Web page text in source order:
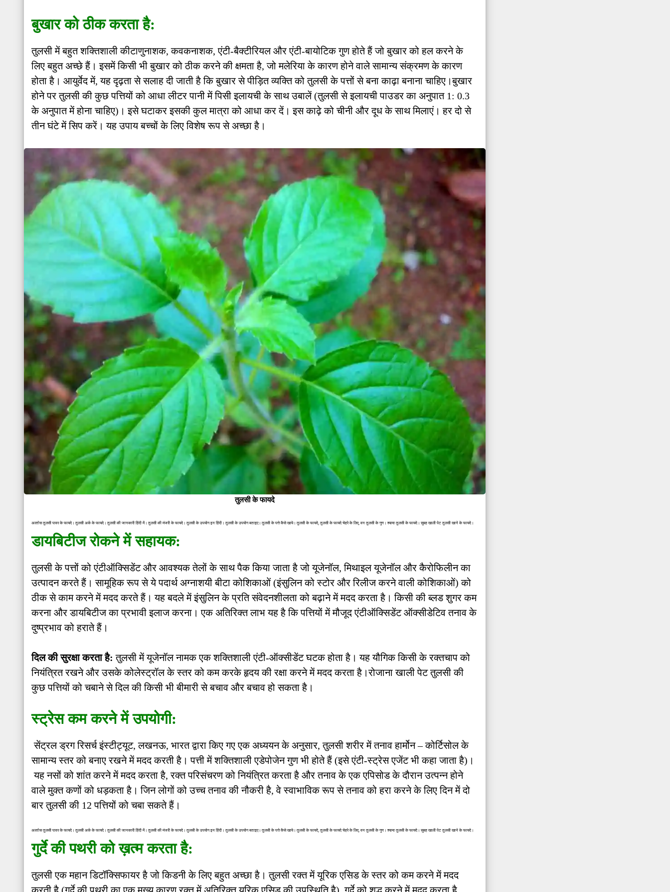
बुखार को ठीक करता है:
तुलसी में बहुत शक्तिशाली कीटाणुनाशक, कवकनाशक, एंटी-बैक्टीरियल और एंटी-बायोटिक गुण होते हैं जो बुखार को हल करने के
लिए बहुत अच्छे हैं। इसमें किसी भी बुखार को ठीक करने की क्षमता है, जो मलेरिया के कारण होने वाले सामान्य संक्रमण के कारण
होता है। आयुर्वेद में, यह दृढ़ता से सलाह दी जाती है कि बुखार से पीड़ित व्यक्ति को तुलसी के पत्तों से बना काढ़ा बनाना चाहिए।बुखार
होने पर तुलसी की कुछ पत्तियों को आधा लीटर पानी में पिसी इलायची के साथ उबालें (तुलसी से इलायची पाउडर का अनुपात 1: 0.3
के अनुपात में होना चाहिए)। इसे घटाकर इसकी कुल मात्रा को आधा कर दें। इस काढ़े को चीनी और दूध के साथ मिलाएं। हर दो से
तीन घंटे में सिप करें। यह उपाय बच्चों के लिए विशेष रूप से अच्छा है।
तुलसी के फायदे
अल्तोस तुलसी पावर के फायदे। तुलसी अर्क के फायदे। तुलसी की जानकारी हिंदी में। तुलसी की मंजरी के फायदे। तुलसी के उपयोग इन हिंदी। तुलसी के उपयोग बताइए। तुलसी के पत्ते कैसे खाये। तुलसी के फायदे, तुलसी के फायदे चेहरे के लिए, वन तुलसी के गुण। श्यामा तुलसी के फायदे। सुबह खाली पेट तुलसी खाने के फायदे।
डायबिटीज रोकने में सहायक:
तुलसी के पत्तों को एंटीऑक्सिडेंट और आवश्यक तेलों के साथ पैक किया जाता है जो यूजेनॉल, मिथाइल यूजेनॉल और कैरोफिलीन का
उत्पादन करते हैं। सामूहिक रूप से ये पदार्थ अग्नाशयी बीटा कोशिकाओं (इंसुलिन को स्टोर और रिलीज करने वाली कोशिकाओं) को
ठीक से काम करने में मदद करते हैं। यह बदले में इंसुलिन के प्रति संवेदनशीलता को बढ़ाने में मदद करता है। किसी की ब्लड शुगर कम
करना और डायबिटीज का प्रभावी इलाज करना। एक अतिरिक्त लाभ यह है कि पत्तियों में मौजूद एंटीऑक्सिडेंट ऑक्सीडेटिव तनाव के
दुष्प्रभाव को हराते हैं।
दिल की सुरक्षा करता है: तुलसी में यूजेनॉल नामक एक शक्तिशाली एंटी-ऑक्सीडेंट घटक होता है। यह यौगिक किसी के रक्तचाप को
नियंत्रित रखने और उसके कोलेस्ट्रॉल के स्तर को कम करके हृदय की रक्षा करने में मदद करता है।रोजाना खाली पेट तुलसी की
कुछ पत्तियों को चबाने से दिल की किसी भी बीमारी से बचाव और बचाव हो सकता है।
स्ट्रेस कम करने में उपयोगी:
सेंट्रल ड्रग रिसर्च इंस्टीट्यूट, लखनऊ, भारत द्वारा किए गए एक अध्ययन के अनुसार, तुलसी शरीर में तनाव हार्मोन – कोर्टिसोल के
सामान्य स्तर को बनाए रखने में मदद करती है। पत्ती में शक्तिशाली एडेपोजेन गुण भी होते हैं (इसे एंटी-स्ट्रेस एजेंट भी कहा जाता है)।
यह नसों को शांत करने में मदद करता है, रक्त परिसंचरण को नियंत्रित करता है और तनाव के एक एपिसोड के दौरान उत्पन्न होने
वाले मुक्त कणों को धड़कता है। जिन लोगों को उच्च तनाव की नौकरी है, वे स्वाभाविक रूप से तनाव को हरा करने के लिए दिन में दो
बार तुलसी की 12 पत्तियों को चबा सकते हैं।
अल्तोस तुलसी पावर के फायदे। तुलसी अर्क के फायदे। तुलसी की जानकारी हिंदी में। तुलसी की मंजरी के फायदे। तुलसी के उपयोग इन हिंदी। तुलसी के उपयोग बताइए। तुलसी के पत्ते कैसे खाये। तुलसी के फायदे, तुलसी के फायदे चेहरे के लिए, वन तुलसी के गुण। श्यामा तुलसी के फायदे। सुबह खाली पेट तुलसी खाने के फायदे।
गुर्दे की पथरी को ख़त्म करता है:
तुलसी एक महान डिटॉक्सिफायर है जो किडनी के लिए बहुत अच्छा है। तुलसी रक्त में यूरिक एसिड के स्तर को कम करने में मदद